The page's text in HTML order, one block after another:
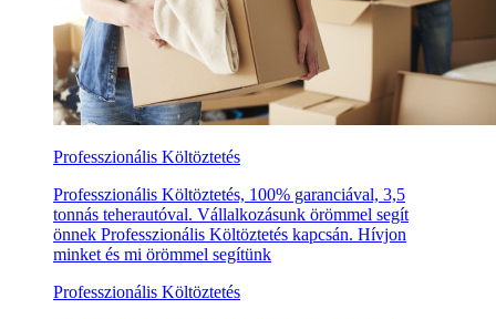
Professzionális Költöztetés
Professzionális Költöztetés, 100% garanciával, 3,5
tonnás teherautóval. Vállalkozásunk örömmel segít
önnek Professzionális Költöztetés kapcsán. Hívjon
minket és mi örömmel segítünk
Professzionális Költöztetés